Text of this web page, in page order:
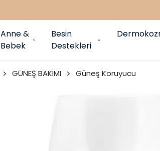
Anne &
Bebek
Besin
Destekleri
GÜNEŞ BAKIMI Güneş Koruyucu